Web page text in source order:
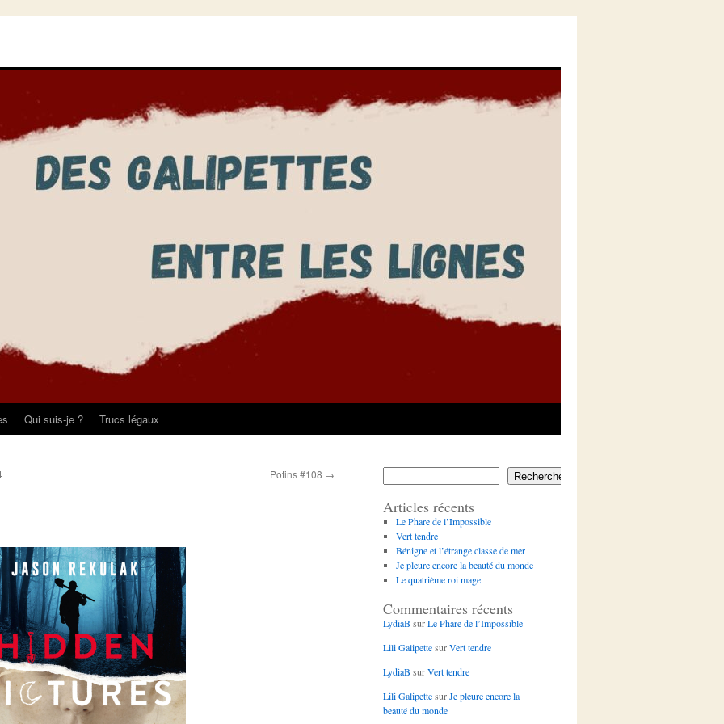
Qui suis-je ? Trucs légaux
Potins #108 → Rechercher
Articles récents
Le Phare de l’Impossible
Vert tendre
Bénigne et l’étrange classe de mer
Je pleure encore la beauté du monde
Le quatrième roi mage
Commentaires récents
LydiaB surLe Phare de l’Impossible
Lili GalipettesurVert tendre
LydiaB surVert tendre
Lili GalipettesurJe pleure encore la
beauté du monde